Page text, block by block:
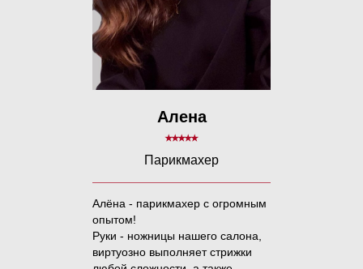
Алена
⭑⭑⭑⭑⭑
Парикмахер
Алёна - парикмахер с огромным
опытом!
Руки - ножницы нашего салона,
виртуозно выполняет стрижки